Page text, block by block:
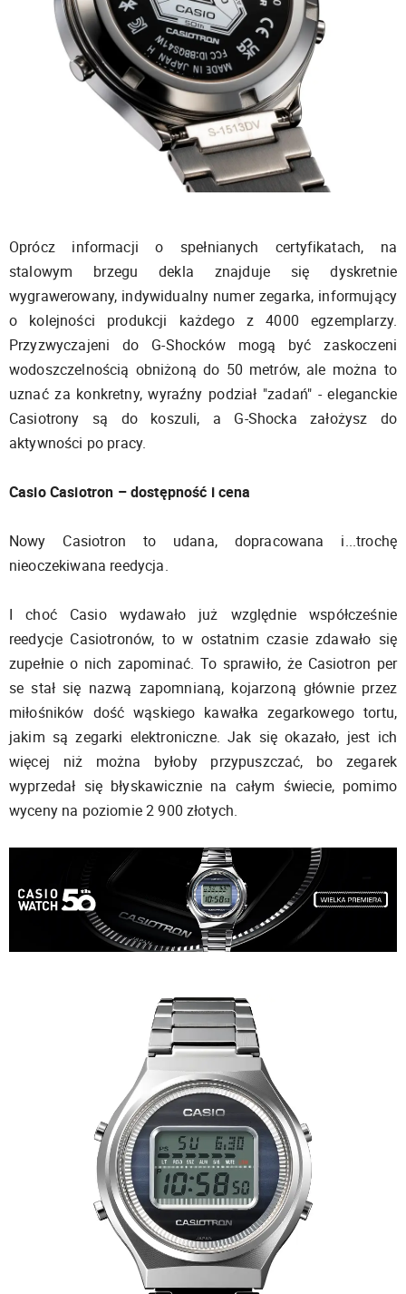
Oprócz informacji o spełnianych certyfikatach, na
stalowym brzegu dekla znajduje się dyskretnie
wygrawerowany, indywidualny numer zegarka, informujący
o kolejności produkcji każdego z 4000 egzemplarzy.
Przyzwyczajeni do G-Shocków mogą być zaskoczeni
wodoszczelnością obniżoną do 50 metrów, ale można to
uznać za konkretny, wyraźny podział "zadań" - eleganckie
Casiotrony są do koszuli, a G-Shocka założysz do
aktywności po pracy.
Casio Casiotron – dostępność i cena
Nowy Casiotron to udana, dopracowana i...trochę
nieoczekiwana reedycja.
I choć Casio wydawało już względnie współcześnie
reedycje Casiotronów, to w ostatnim czasie zdawało się
zupełnie o nich zapominać. To sprawiło, że Casiotron per
se stał się nazwą zapomnianą, kojarzoną głównie przez
miłośników dość wąskiego kawałka zegarkowego tortu,
jakim są zegarki elektroniczne. Jak się okazało, jest ich
więcej niż można byłoby przypuszczać, bo zegarek
wyprzedał się błyskawicznie na całym świecie, pomimo
wyceny na poziomie 2 900 złotych.